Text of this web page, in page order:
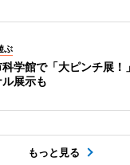
ぶ
科学館で「大ピンチ展
ル展示も
もっと見る